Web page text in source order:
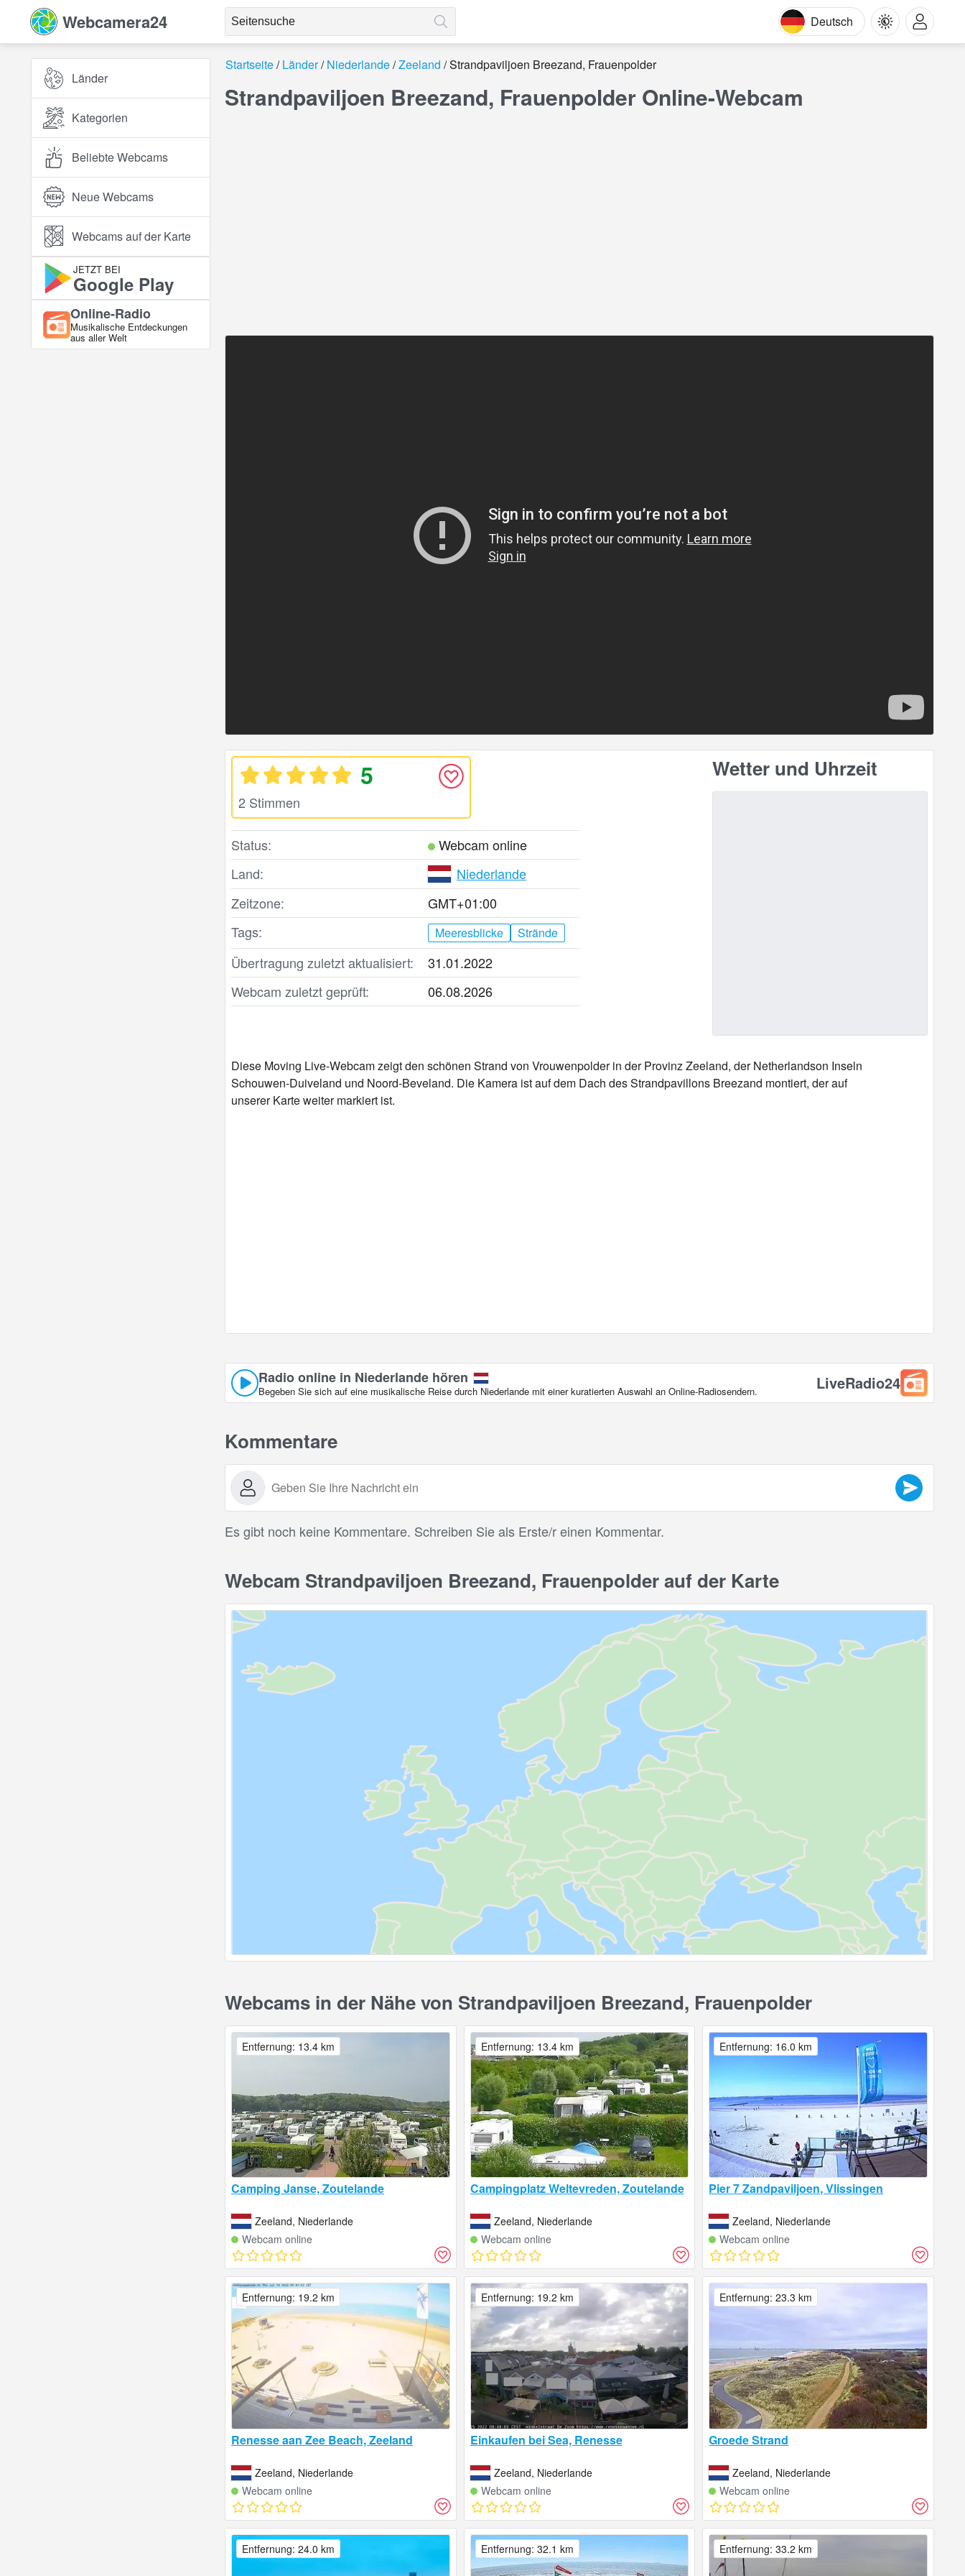
Webcamera24 Deutsch
Länder
Kategorien
Beliebte Webcams
Neue Webcams
Webcams auf der Karte
JETZT BEI
Google Play
Online‑Radio
Musikalische Entdeckungen
aus aller Welt
Startseite Länder Niederlande Zeeland Strandpaviljoen Breezand, Frauenpolder
Strandpaviljoen Breezand, Frauenpolder Online-Webcam
5
2 Stimmen
Status:
Webcam online
Land:
Niederlande
Zeitzone:
GMT+01:00
Tags:
Meeresblicke Strände
Übertragung zuletzt aktualisiert:
31.01.2022
Webcam zuletzt geprüft:
06.08.2026
Wetter und Uhrzeit
Diese Moving Live-Webcam zeigt den schönen Strand von Vrouwenpolder in der Provinz Zeeland, der Netherlandson Inseln
Schouwen-Duiveland und Noord-Beveland. Die Kamera ist auf dem Dach des Strandpavillons Breezand montiert, der auf
unserer Karte weiter markiert ist.
Radio online in Niederlande hören
Begeben Sie sich auf eine musikalische Reise durch Niederlande mit einer kuratierten Auswahl an Online‑Radiosendern. LiveRadio24
Kommentare
Es gibt noch keine Kommentare. Schreiben Sie als Erste/r einen Kommentar.
Webcam Strandpaviljoen Breezand, Frauenpolder auf der Karte
Webcams in der Nähe von Strandpaviljoen Breezand, Frauenpolder
Camping Janse, Zoutelande
Zeeland, Niederlande
Webcam online
Entfernung: 13.4 km
Campingplatz Weltevreden, Zoutelande
Zeeland, Niederlande
Webcam online
Entfernung: 13.4 km
Pier 7 Zandpaviljoen, Vlissingen
Zeeland, Niederlande
Webcam online
Entfernung: 16.0 km
Renesse aan Zee Beach, Zeeland
Zeeland, Niederlande
Webcam online
Entfernung: 19.2 km
Einkaufen bei Sea, Renesse
Zeeland, Niederlande
Webcam online
Entfernung: 19.2 km
Groede Strand
Zeeland, Niederlande
Webcam online
Entfernung: 23.3 km
Entfernung: 24.0 km Entfernung: 32.1 km Entfernung: 33.2 km